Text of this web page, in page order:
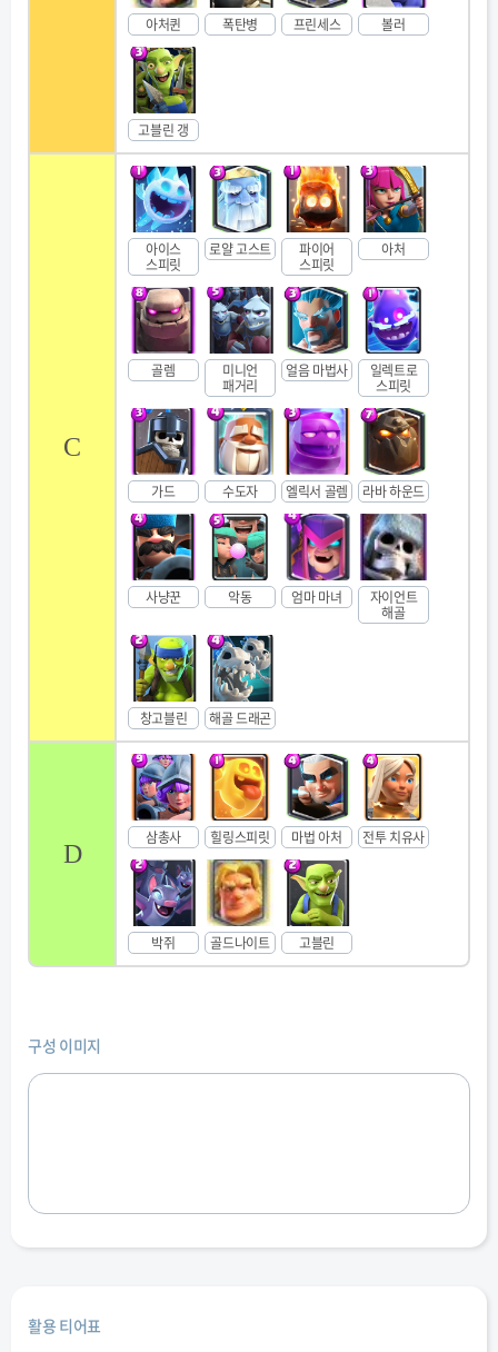
아처퀸 폭탄병 프린세스 볼러
고블린 갱
C
아이스
스피릿
로얄 고스트 파이어
스피릿
아처
골렘 미니언
패거리
얼음 마법사 일렉트로
스피릿
가드 수도자 엘릭서 골렘 라바 하운드
사냥꾼 악동 엄마 마녀 자이언트
해골
창고블린 해골 드래곤
D
삼총사 힐링스피릿 마법 아처 전투 치유사
박쥐 골드나이트 고블린
구성 이미지
활용 티어표